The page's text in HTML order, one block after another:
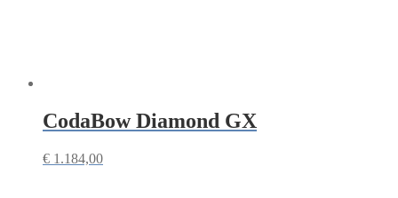
CodaBow Diamond GX
€ 1.184,00